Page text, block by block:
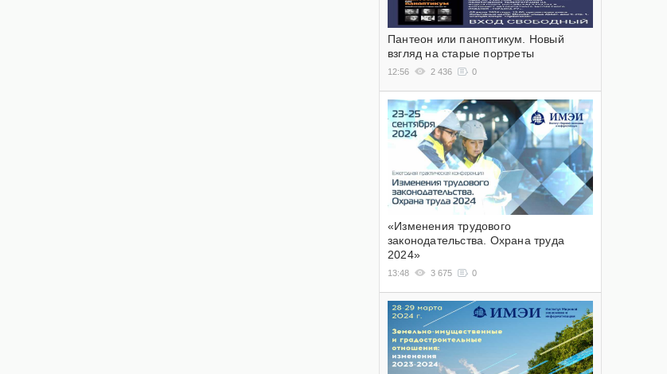
Пантеон или паноптикум. Новый
взгляд на старые портреты
12:56 2 436 0
«Изменения трудового
законодательства. Охрана труда
2024»
13:48 3 675 0